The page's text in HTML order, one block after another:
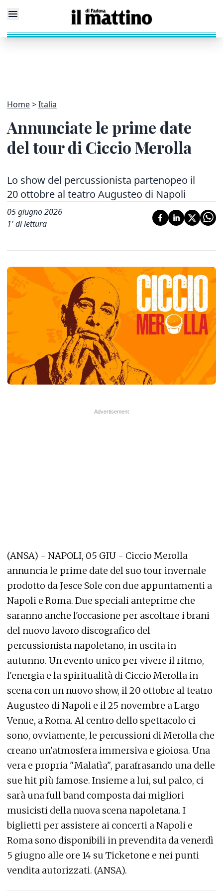
Home Italia
Annunciate le prime date
del tour di Ciccio Merolla
Lo show del percussionista partenopeo il
20 ottobre al teatro Augusteo di Napoli
05 giugno 2026
1' di lettura
(ANSA) - NAPOLI, 05 GIU - Ciccio Merolla
annuncia le prime date del suo tour invernale
prodotto da Jesce Sole con due appuntamenti a
Napoli e Roma. Due speciali anteprime che
saranno anche l'occasione per ascoltare i brani
del nuovo lavoro discografico del
percussionista napoletano, in uscita in
autunno. Un evento unico per vivere il ritmo,
l'energia e la spiritualità di Ciccio Merolla in
scena con un nuovo show, il 20 ottobre al teatro
Augusteo di Napoli e il 25 novembre a Largo
Venue, a Roma. Al centro dello spettacolo ci
sono, ovviamente, le percussioni di Merolla che
creano un'atmosfera immersiva e gioiosa. Una
vera e propria "Malatìa", parafrasando una delle
sue hit più famose. Insieme a lui, sul palco, ci
sarà una full band composta dai migliori
musicisti della nuova scena napoletana. I
biglietti per assistere ai concerti a Napoli e
Roma sono disponibili in prevendita da venerdì
5 giugno alle ore 14 su Ticketone e nei punti
vendita autorizzati. (ANSA).